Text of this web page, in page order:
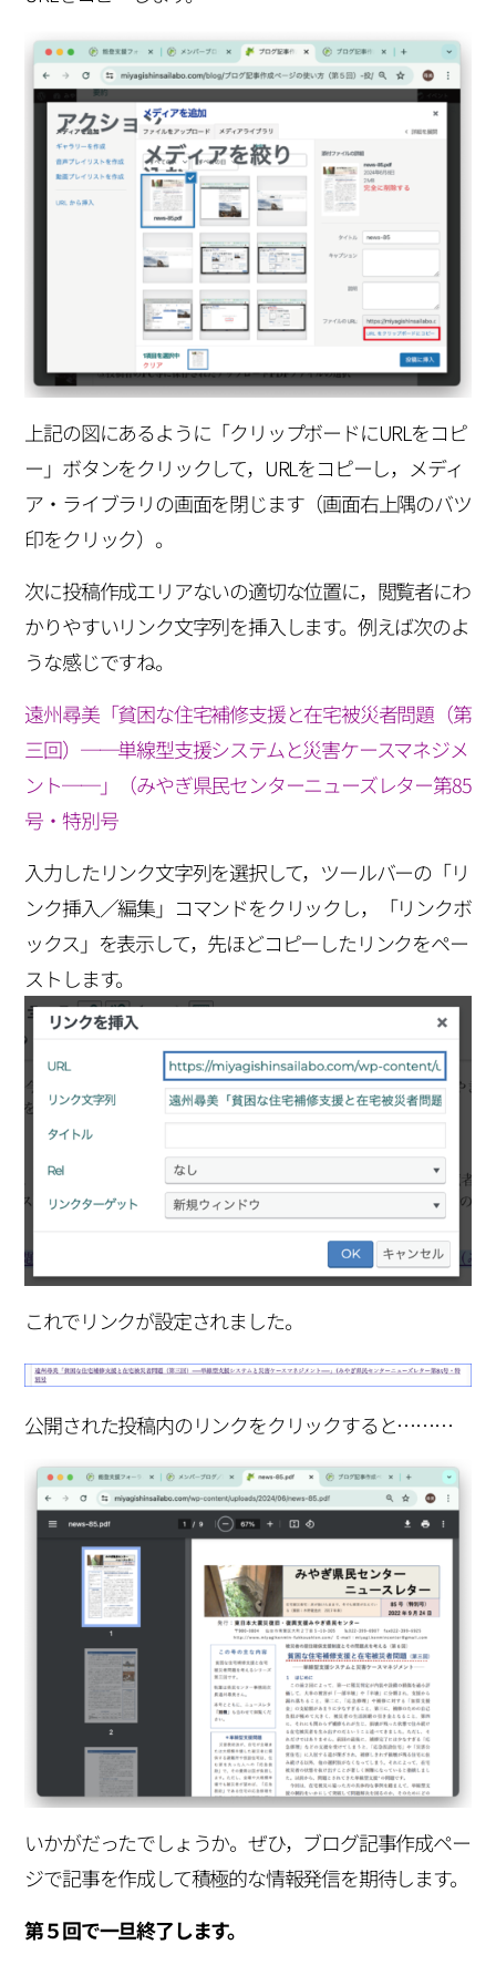
上記の図にあるように「クリップボードにURLをコピ
ー」ボタンをクリックして，URLをコピーし，メディ
ア・ライブラリの画面を閉じます（画面右上隅のバツ
印をクリック）。
次に投稿作成エリアないの適切な位置に，閲覧者にわ
かりやすいリンク文字列を挿入します。例えば次のよ
うな感じですね。
遠州尋美「貧困な住宅補修支援と在宅被災者問題（第
三回）──単線型支援システムと災害ケースマネジメ
ント──」（みやぎ県民センターニューズレター第85
号・特別号
入力したリンク文字列を選択して，ツールバーの「リ
ンク挿入／編集」コマンドをクリックし，「リンクボ
ックス」を表示して，先ほどコピーしたリンクをペー
ストします。
これでリンクが設定されました。
公開された投稿内のリンクをクリックすると………
いかがだったでしょうか。ぜひ，ブログ記事作成ペー
ジで記事を作成して積極的な情報発信を期待します。
第５回で一旦終了します。